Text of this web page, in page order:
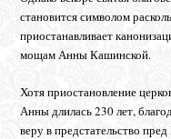
становится символом
приостанавливает
мощам Анны Кашинской.
Хотя приостановление
Анны длилась 230 лет,
веру в предстательство